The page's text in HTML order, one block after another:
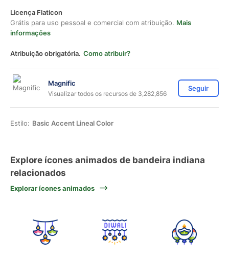
Licença Flaticon
Grátis para uso pessoal e comercial com atribuição. Mais
informações
Atribuição obrigatória. Como atribuir?
Magnific
Visualizar todos os recursos de 3,282,856
Seguir
Estilo: Basic Accent Lineal Color
Explore ícones animados de bandeira indiana
relacionados
Explorar ícones animados